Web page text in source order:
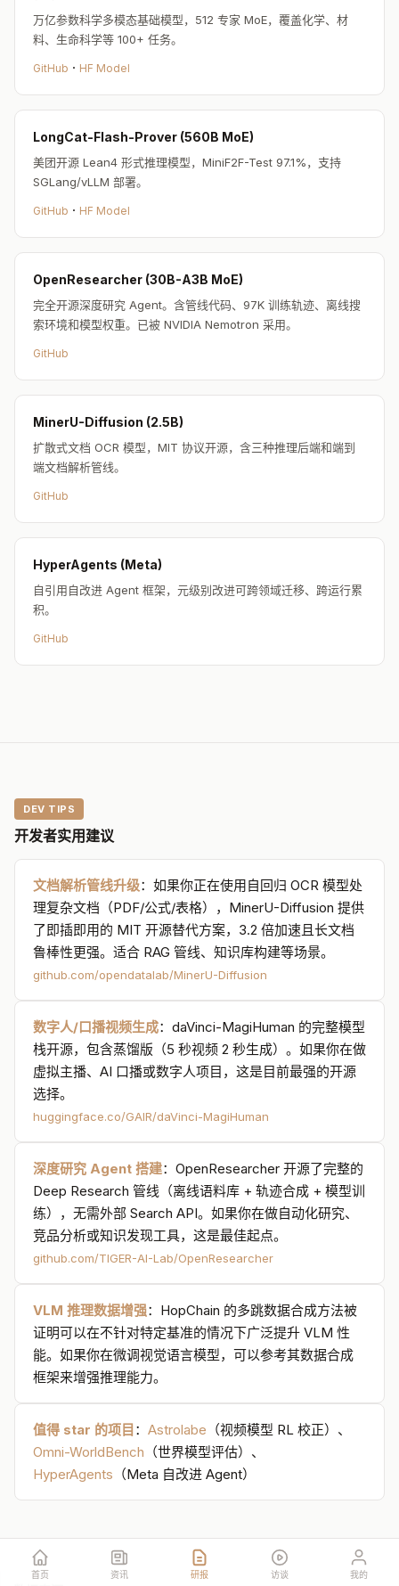
10 / 10
CUA-Suite：55 小时人类操作视频 + 360 万 UI 标注——
桌面 Agent 的大规模训练数据
85 upvotes Agent/GUI · 03-26
通用桌面 Agent 的发展受限于高质量连续人类操作数据的匮
。CUA-Suite 提供了统一的数据生态系统：约
类演示任务，覆盖87 个专业应用
像、运动学光标轨迹和多层推理标注（平均每步 497 词）。
迹）；UI-Vision （全面的 Agent 定位与规划评估基准）；
GroundCUA（56K 标注截图、360 万+ UI 元素标注的大规模
定位数据集）。
专家操作视频（600万帧）
编辑解读
万亿参数科学多模态基础模型，512 专家 MoE，覆盖化学、材
料、生命科学等 100+ 任务。
GitHub · HF Model
LongCat-Flash-Prover (560B MoE)
美团开源 Lean4 形式推理模型，MiniF2F-Test 97.1%，支持
SGLang/vLLM 部署。
GitHub · HF Model
OpenResearcher (30B-A3B MoE)
完全开源深度研究 Agent。含管线代码、97K 训练轨迹、离线搜
索环境和模型权重。已被 NVIDIA Nemotron 采用。
GitHub
MinerU-Diffusion (2.5B)
扩散式文档 OCR 模型，MIT 协议开源，含三种推理后端和端到
端文档解析管线。
GitHub
HyperAgents (Meta)
自引用自改进 Agent 框架，元级别改进可跨领域迁移、跨运行累
积。
GitHub
DEV TIPS
开发者实用建议
文档解析管线升级：如果你正在使用自回归 OCR 模型处
理复杂文档（PDF/公式/表格），MinerU-Diffusion 提供
了即插即用的 MIT 开源替代方案，3.2 倍加速且长文档
鲁棒性更强。适合 RAG 管线、知识库构建等场景。
github.com/opendatalab/MinerU-Diffusion
数字人/口播视频生成：daVinci-MagiHuman 的完整模型
栈开源，包含蒸馏版（5 秒视频 2 秒生成）。如果你在做
虚拟主播、AI 口播或数字人项目，这是目前最强的开源
选择。
huggingface.co/GAIR/daVinci-MagiHuman
深度研究 Agent 搭建：OpenResearcher 开源了完整的
Deep Research 管线（离线语料库 + 轨迹合成 + 模型训
练），无需外部 Search API。如果你在做自动化研究、
竞品分析或知识发现工具，这是最佳起点。
github.com/TIGER-AI-Lab/OpenResearcher
VLM 推理数据增强：HopChain 的多跳数据合成方法被
证明可以在不针对特定基准的情况下广泛提升 VLM 性
能。如果你在微调视觉语言模型，可以参考其数据合成
框架来增强推理能力。
值得 star 的项目 ： Astrolabe （视频模型 RL 校正）、
Omni-WorldBench （世界模型评估）、
HyperAgents （Meta 自改进 Agent）
首页 资讯 研报 访谈 我的